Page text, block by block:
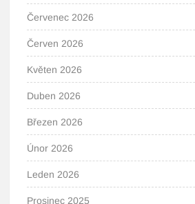
Červenec 2026
Červen 2026
Květen 2026
Duben 2026
Březen 2026
Únor 2026
Leden 2026
Prosinec 2025